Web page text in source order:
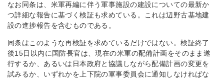
なお同条は、米軍再編に伴う軍事施設の建設についての最新か
つ詳細な報告に基づく検証も求めている。これは辺野古基地建
設の進捗報告を含むものである。
同条はこのような再検証を求めているだけではない。検証終了
後15日以内に国防長官は、現在の米軍の配備計画をそのまま遂
行するか、あるいは日本政府と協議しながら配備計画の変更を
試みるか、いずれかを上下院の軍事委員会に通知しなければな